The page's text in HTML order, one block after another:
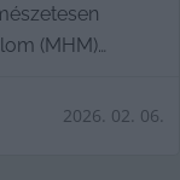
(MHM)
2026. 02. 06.